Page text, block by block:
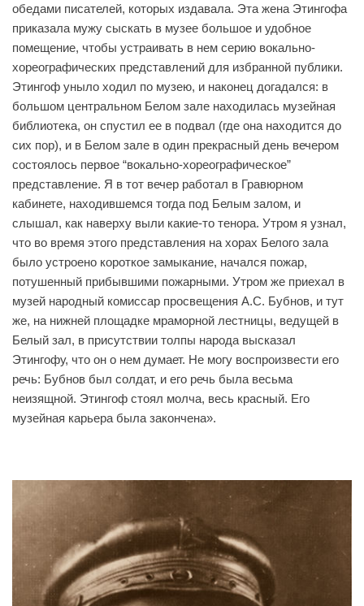
обедами писателей, которых издавала. Эта жена Этингофа
приказала мужу сыскать в музее большое и удобное
помещение, чтобы устраивать в нем серию вокально-
хореографических представлений для избранной публики.
Этингоф уныло ходил по музею, и наконец догадался: в
большом центральном Белом зале находилась музейная
библиотека, он спустил ее в подвал (где она находится до
сих пор), и в Белом зале в один прекрасный день вечером
состоялось первое “вокально-хореографическое”
представление. Я в тот вечер работал в Гравюрном
кабинете, находившемся тогда под Белым залом, и
слышал, как наверху выли какие-то тенора. Утром я узнал,
что во время этого представления на хорах Белого зала
было устроено короткое замыкание, начался пожар,
потушенный прибывшими пожарными. Утром же приехал в
музей народный комиссар просвещения A.C. Бубнов, и тут
же, на нижней площадке мраморной лестницы, ведущей в
Белый зал, в присутствии толпы народа высказал
Этингофу, что он о нем думает. Не могу воспроизвести его
речь: Бубнов был солдат, и его речь была весьма
неизящной. Этингоф стоял молча, весь красный. Его
музейная карьера была закончена».